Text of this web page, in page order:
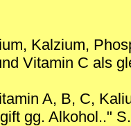
Kalzium,
Vitamin C als
A, B, C,
gg. Alkohol.."